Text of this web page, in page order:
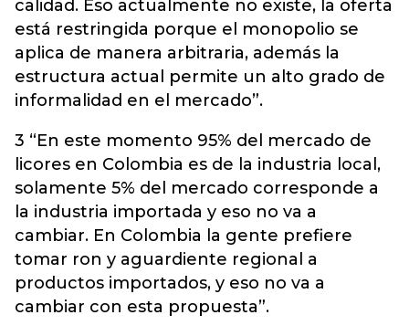
calidad. Eso actualmente no existe, la oferta
está restringida porque el monopolio se
aplica de manera arbitraria, además la
estructura actual permite un alto grado de
informalidad en el mercado”.
3 “En este momento 95% del mercado de
licores en Colombia es de la industria local,
solamente 5% del mercado corresponde a
la industria importada y eso no va a
cambiar. En Colombia la gente prefiere
tomar ron y aguardiente regional a
productos importados, y eso no va a
cambiar con esta propuesta”.